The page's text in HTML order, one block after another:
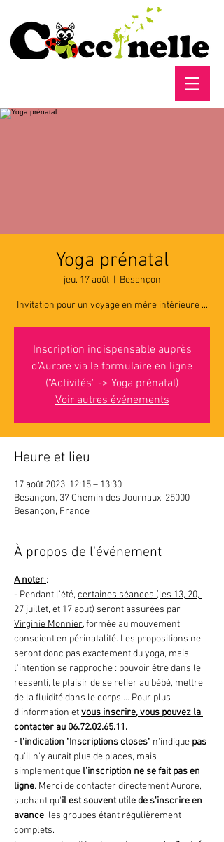
Yoga prénatal
jeu. 17 août
  |
Besançon
Invitation pour un voyage en mère intérieure ...
Inscription indispensable auprès
d'Aurore via le formulaire en ligne
("Activités" -> Yoga prénatal)
Voir autres événements
Heure et lieu
17 août 2023, 12:15 – 13:30
Besançon, 37 Chemin des Journaux, 25000
Besançon, France
À propos de l'événement
A noter :
- Pendant l'été, certaines séances (les 13, 20,
27 juillet, et 17 aout) seront assurées par
Virginie Monnier, formée au mouvement
conscient en périnatalité. Les propositions ne
seront donc pas exactement du yoga, mais
l'intention se rapproche : pouvoir être dans le
ressenti, le plaisir de se relier au bébé, mettre
de la fluidité dans le corps ... Pour plus
d'information et vous inscrire, vous pouvez la
contacter au 06.72.02.65.11.
- l'indication "Inscriptions closes" n'indique pas
qu'il n'y aurait plus de places, mais
simplement que l'inscription ne se fait pas en
ligne. Merci de contacter directement Aurore,
sachant qu'il est souvent utile de s'inscrire en
avance, les groupes étant régulièrement
complets.